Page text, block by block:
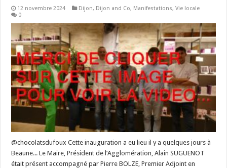
12 novembre 2024 Dijon, Dijon and Co, Manifestations,Vie locale
0
@chocolatsdufoux Cette inauguration a eu lieu il y a quelques jours à
Beaune... Le Maire, Président de l’Agglomération, Alain SUGUENOT
était présent accompagné par Pierre BOLZE, Premier Adjoint en